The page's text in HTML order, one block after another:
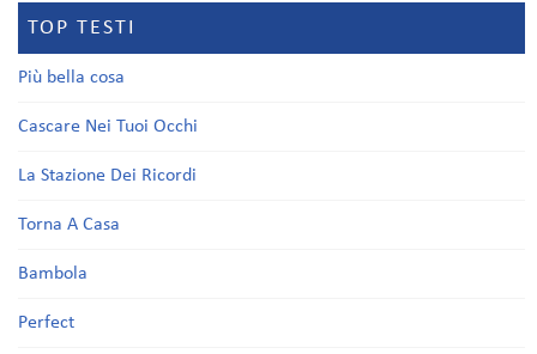
TOP TESTI
Più bella cosa
Cascare Nei Tuoi Occhi
La Stazione Dei Ricordi
Torna A Casa
Bambola
Perfect